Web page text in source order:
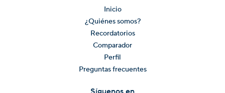
Inicio
¿Quiénes somos?
Recordatorios
Comparador
Perfil
Preguntas frecuentes